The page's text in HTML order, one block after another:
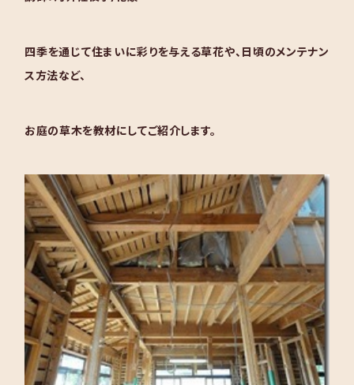
四季を通じて住まいに彩りを与える草花や、日頃のメンテナン
ス方法など、
お庭の草木を教材にしてご紹介します。